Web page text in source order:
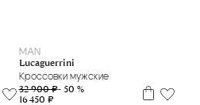
MAN
Lucaguerrini
Кроссовки мужские
32 900 ₽- 50 %
16 450 ₽